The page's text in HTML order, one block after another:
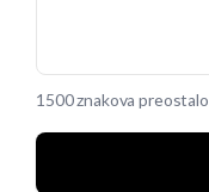
1500 znakova preostalo